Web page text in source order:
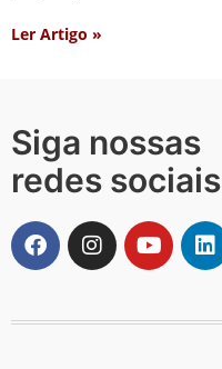
Ler Artigo »
Siga nossas
redes sociais